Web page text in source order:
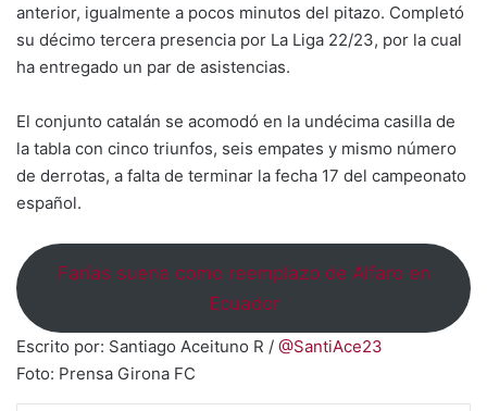
anterior, igualmente a pocos minutos del pitazo. Completó
su décimo tercera presencia por La Liga 22/23, por la cual
ha entregado un par de asistencias.
El conjunto catalán se acomodó en la undécima casilla de
la tabla con cinco triunfos, seis empates y mismo número
de derrotas, a falta de terminar la fecha 17 del campeonato
español.
Farías suena como reemplazo de Alfaro en
Ecuador
Escrito por: Santiago Aceituno R / @SantiAce23
Foto: Prensa Girona FC